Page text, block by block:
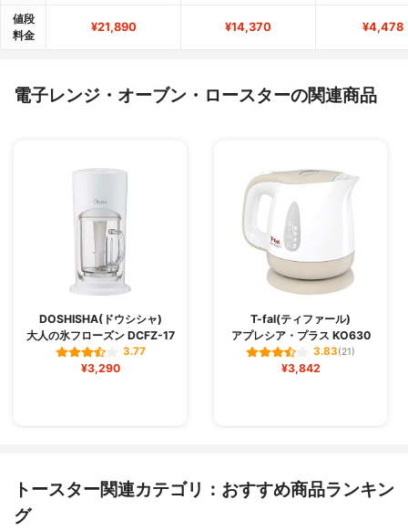
値段
料金
¥21,890 ¥14,370 ¥4,478
電子レンジ・オーブン・ロースターの関連商品
DOSHISHA(ドウシシャ)
大人の氷フローズン DCFZ-17
3.77
¥3,290
T-fal(ティファール)
アプレシア・プラス KO630
3.83(21)
¥3,842
トースター関連カテゴリ：おすすめ商品ランキン
グ